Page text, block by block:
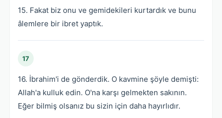
15. Fakat biz onu ve gemidekileri kurtardık ve bunu
âlemlere bir ibret yaptık.
17
16. İbrahim'i de gönderdik. O kavmine şöyle demişti:
Allah'a kulluk edin. O'na karşı gelmekten sakının.
Eğer bilmiş olsanız bu sizin için daha hayırlıdır.